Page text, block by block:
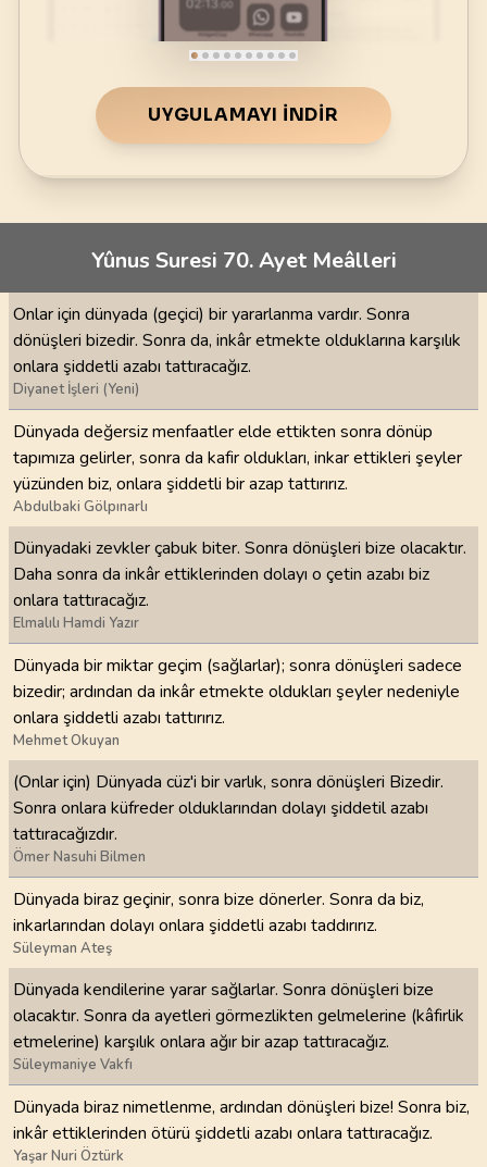
UYGULAMAYI İNDIR
Yûnus Suresi 70. Ayet Meâlleri
Onlar için dünyada (geçici) bir yararlanma vardır. Sonra
dönüşleri bizedir. Sonra da, inkâr etmekte olduklarına karşılık
onlara şiddetli azabı tattıracağız.
Diyanet İşleri (Yeni)
Dünyada değersiz menfaatler elde ettikten sonra dönüp
tapımıza gelirler, sonra da kafir oldukları, inkar ettikleri şeyler
yüzünden biz, onlara şiddetli bir azap tattırırız.
Abdulbaki Gölpınarlı
Dünyadaki zevkler çabuk biter. Sonra dönüşleri bize olacaktır.
Daha sonra da inkâr ettiklerinden dolayı o çetin azabı biz
onlara tattıracağız.
Elmalılı Hamdi Yazır
Dünyada bir miktar geçim (sağlarlar); sonra dönüşleri sadece
bizedir; ardından da inkâr etmekte oldukları şeyler nedeniyle
onlara şiddetli azabı tattırırız.
Mehmet Okuyan
(Onlar için) Dünyada cüz'i bir varlık, sonra dönüşleri Bizedir.
Sonra onlara küfreder olduklarından dolayı şiddetil azabı
tattıracağızdır.
Ömer Nasuhi Bilmen
Dünyada biraz geçinir, sonra bize dönerler. Sonra da biz,
inkarlarından dolayı onlara şiddetli azabı taddırırız.
Süleyman Ateş
Dünyada kendilerine yarar sağlarlar. Sonra dönüşleri bize
olacaktır. Sonra da ayetleri görmezlikten gelmelerine (kâfirlik
etmelerine) karşılık onlara ağır bir azap tattıracağız.
Süleymaniye Vakfı
Dünyada biraz nimetlenme, ardından dönüşleri bize! Sonra biz,
inkâr ettiklerinden ötürü şiddetli azabı onlara tattıracağız.
Yaşar Nuri Öztürk